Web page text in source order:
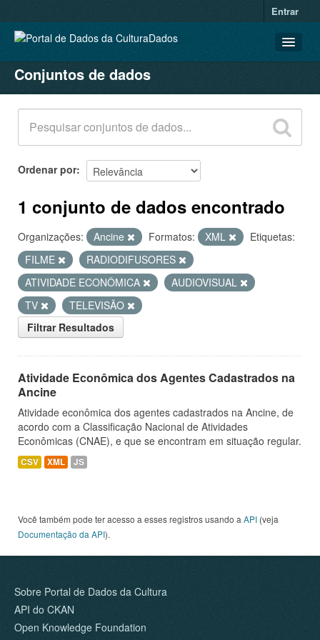
Entrar
CONJUNTOS DE DADOS
ORGANIZAÇÕES
GRUPOS
SOBRE
Conjuntos de dados
Ordenar por
1 conjunto de dados encontrado
Organizações: Ancine Formatos: XML
Etiquetas:
FILME
RADIODIFUSORES
ATIVIDADE ECONÔMICA
AUDIOVISUAL
TV
TELEVISÃO
Filtrar Resultados
Atividade Econômica dos Agentes Cadastrados na
Ancine
Atividade econômica dos agentes cadastrados na Ancine, de
acordo com a Classificação Nacional de Atividades
Econômicas (CNAE), e que se encontram em situação regular.
CSV XML JS
Você também pode ter acesso a esses registros usando a API (veja
Documentação da API).
Sobre Portal de Dados da Cultura
API do CKAN
Open Knowledge Foundation